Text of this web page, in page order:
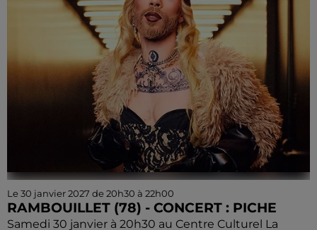
Le 30 janvier 2027 de 20h30 à 22h00
RAMBOUILLET (78) - CONCERT : PICHE
Samedi 30 janvier à 20h30 au Centre Culturel La